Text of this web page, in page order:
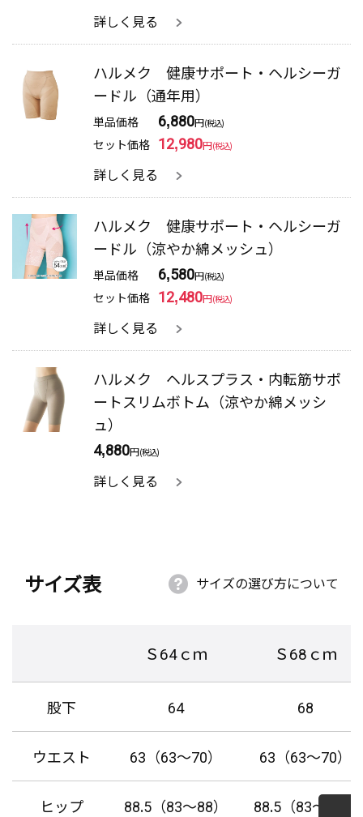
詳しく見る
ハルメク 健康サポート・ヘルシーガ
ードル（通年用）
単品価格 6,880円(税込)
セット価格 12,980円(税込)
詳しく見る
ハルメク 健康サポート・ヘルシーガ
ードル（涼やか綿メッシュ）
単品価格 6,580円(税込)
セット価格 12,480円(税込)
詳しく見る
ハルメク ヘルスプラス・内転筋サポ
ートスリムボトム（涼やか綿メッシ
ュ）
4,880円(税込)
詳しく見る
サイズ表 サイズの選び方について
Ｓ64ｃｍ Ｓ68ｃｍ
股下 64 68
ウエスト 63（63～70） 63（63～70）
ヒップ 88.5（83～88） 88.5（83～88）